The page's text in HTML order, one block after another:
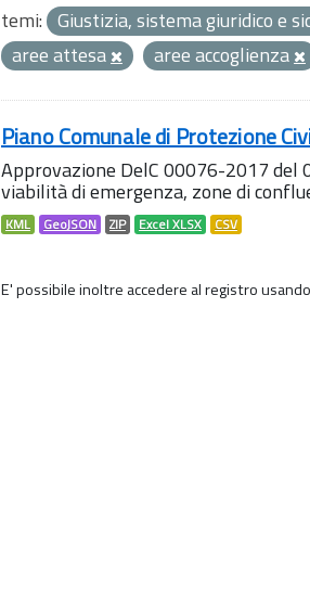
temi: Giustizia, sistema giuridico e
aree attesa
aree accoglienza
Piano Comunale di Protezione
Approvazione DelC 00076-2017 del
viabilità di emergenza, zone di
KML GeoJSON ZIP Excel XLSX CSV
E' possibile inoltre accedere al registro